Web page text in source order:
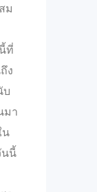
ม
ที่
ง
บ
มา
น
นนี้